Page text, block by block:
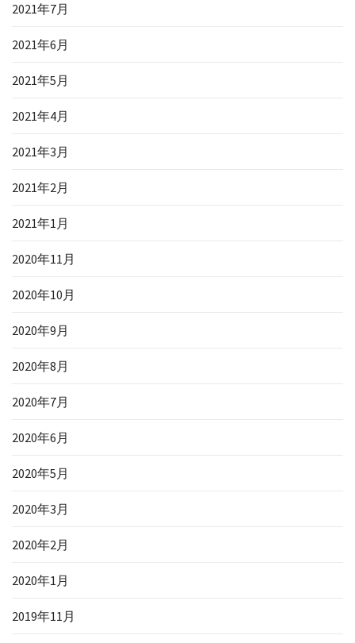
2021年7月
2021年6月
2021年5月
2021年4月
2021年3月
2021年2月
2021年1月
2020年11月
2020年10月
2020年9月
2020年8月
2020年7月
2020年6月
2020年5月
2020年3月
2020年2月
2020年1月
2019年11月